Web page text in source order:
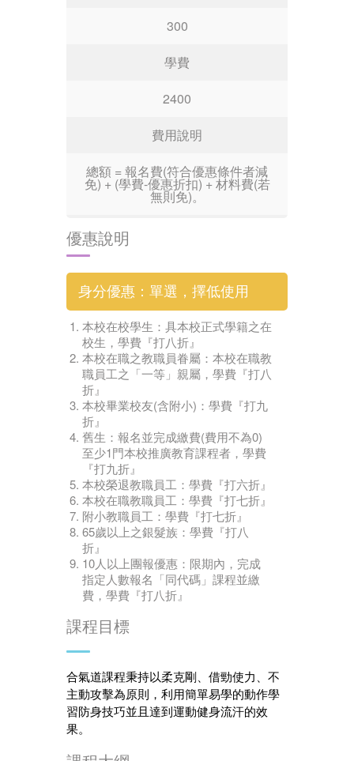
300
學費
2400
費用說明
總額 = 報名費(符合優惠條件者減
免) + (學費-優惠折扣) + 材料費(若
無則免)。
優惠說明
身分優惠：單選，擇低使用
本校在校學生：具本校正式學籍之在
校生，學費『打八折』
本校在職之教職員眷屬：本校在職教
職員工之「一等」親屬，學費『打八
折』
本校畢業校友(含附小)：學費『打九
折』
舊生：報名並完成繳費(費用不為0)
至少1門本校推廣教育課程者，學費
『打九折』
本校榮退教職員工：學費『打六折』
本校在職教職員工：學費『打七折』
附小教職員工：學費『打七折』
65歲以上之銀髮族：學費『打八
折』
10人以上團報優惠：限期內，完成
指定人數報名「同代碼」課程並繳
費，學費『打八折』
課程目標
合氣道課程秉持以柔克剛、借勁使力、不
主動攻擊為原則，利用簡單易學的動作學
習防身技巧並且達到運動健身流汗的效
果。